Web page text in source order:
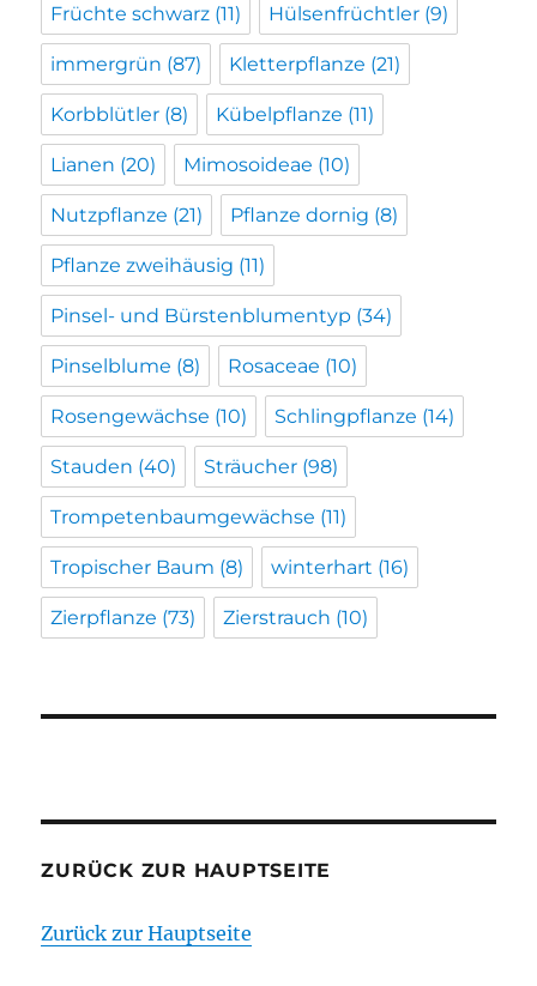
Früchte schwarz (11) Hülsenfrüchtler (9)
immergrün (87) Kletterpflanze (21)
Korbblütler (8) Kübelpflanze (11)
Lianen (20) Mimosoideae (10)
Nutzpflanze (21) Pflanze dornig (8)
Pflanze zweihäusig (11)
Pinsel- und Bürstenblumentyp (34)
Pinselblume (8) Rosaceae (10)
Rosengewächse (10) Schlingpflanze (14)
Stauden (40) Sträucher (98)
Trompetenbaumgewächse (11)
Tropischer Baum (8) winterhart (16)
Zierpflanze (73) Zierstrauch (10)
ZURÜCK ZUR HAUPTSEITE
Zurück zur Hauptseite